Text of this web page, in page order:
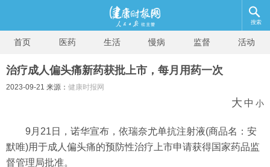
搜索
首页 医药 生活 慢病 监督 活动
治疗成人偏头痛新药获批上市，每月用药一次
2023-09-21 来源： 健康时报网
大 中 小
9月21日，诺华宣布，依瑞奈尤单抗注射液(商品名：安
默唯)用于成人偏头痛的预防性治疗上市申请获得国家药品监
督管理局批准。